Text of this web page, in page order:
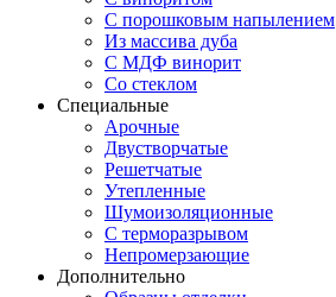
С порошковым напылением
Из массива дуба
С МДФ винорит
Со стеклом
Специальные
Арочные
Двустворчатые
Решетчатые
Утепленные
Шумоизоляционные
С терморазрывом
Непромерзающие
Дополнительно